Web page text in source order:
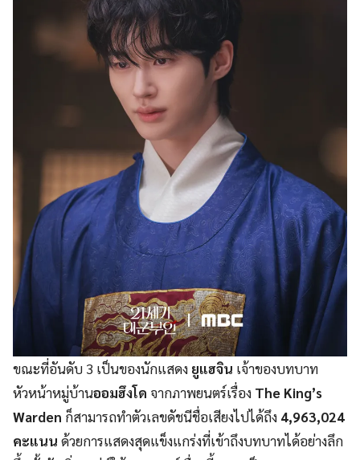
ขณะที่อันดับ 3 เป็นของนักแสดง ยูแฮจิน เจ้าของบทบาท
หัวหน้าหมู่บ้านออมฮึงโด จากภาพยนตร์เรื่อง The King’s
Warden ก็สามารถทำตัวเลขดัชนีชื่อเสียงไปได้ถึง 4,963,024
คะแนน ด้วยการแสดงสุดแข็งแกร่งที่เข้าถึงบทบาทได้อย่างลึก